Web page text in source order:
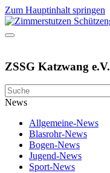
Zum Hauptinhalt springen
ZSSG Katzwang e.V.
News
Allgemeine-News
Blasrohr-News
Bogen-News
Jugend-News
Sport-News